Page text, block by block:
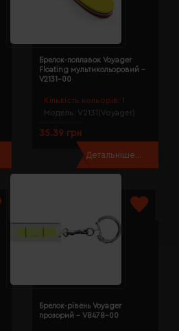
Кількість кольорів: 1
Модель: V2131(Voyager)
Брелок-поплавок Voyager
Floating мультикольоровий -
V2131-00
35.39 грн
Детальніше...
Брелок-рівень Voyager
прозорий - V8478-00